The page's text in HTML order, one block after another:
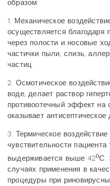
образом:
1. Механическое
осуществляется благодаря
через полости и носовые
частички пыли, слизь,
частиц.
2. Осмотическое
воде, делает раствор
противоотечный эффект на
оказывает антисептическое
3. Термическое
чувствительности
выдерживается выше 42оС.
случаях применения в
процедуры при